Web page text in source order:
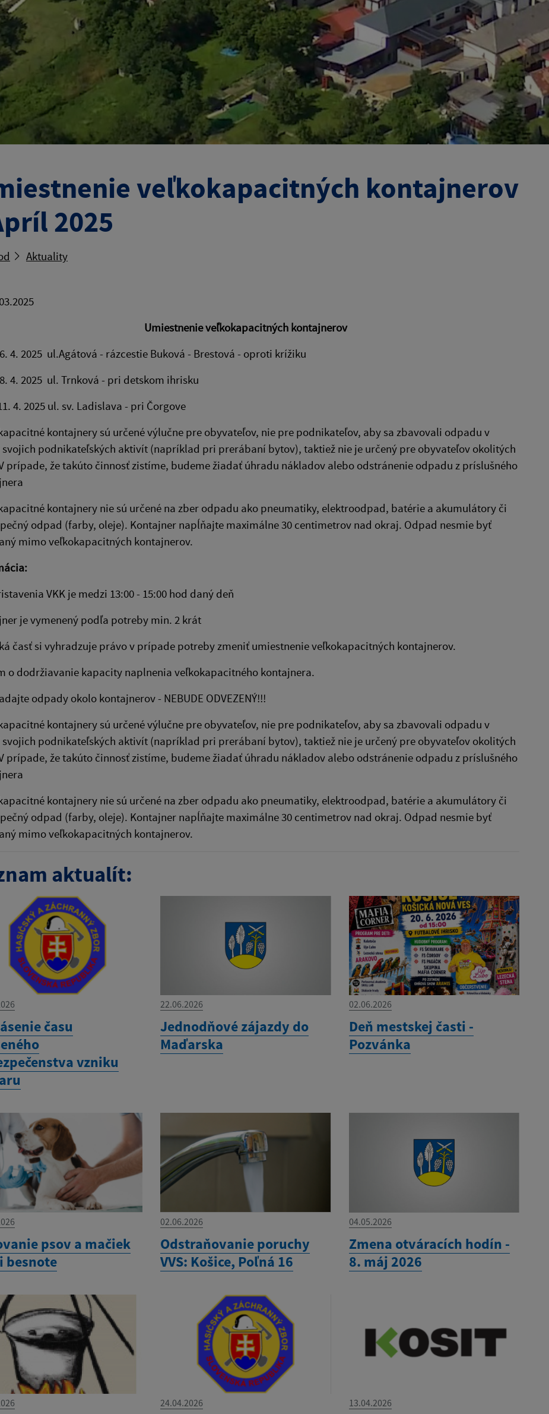
veľkokapacitných kontajnerov
2025
Aktuality
Umiestnenie veľkokapacitných kontajnerov
4. 2025 ul.Agátová - rázcestie Buková - Brestová - oproti krížiku
4. 2025 ul. Trnková - pri detskom ihrisku
4. 2025 ul. sv. Ladislava - pri Čorgove
kontajnery sú určené výlučne pre obyvateľov, nie pre podnikateľov, aby sa zbavovali odpadu v
podnikateľských aktivít (napríklad pri prerábaní bytov), taktiež nie je určený pre obyvateľov okolitých
prípade, že takúto činnosť zistíme, budeme žiadať úhradu nákladov alebo odstránenie odpadu z príslušného
kontajnery nie sú určené na zber odpadu ako pneumatiky, elektroodpad, batérie a akumulátory či
odpad (farby, oleje). Kontajner napĺňajte maximálne 30 centimetrov nad okraj. Odpad nesmie byť
mimo veľkokapacitných kontajnerov.
VKK je medzi 13:00 - 15:00 hod daný deň
je vymenený podľa potreby min. 2 krát
časť si vyhradzuje právo v prípade potreby zmeniť umiestnenie veľkokapacitných kontajnerov.
o dodržiavanie kapacity naplnenia veľkokapacitného kontajnera.
odpady okolo kontajnerov - NEBUDE ODVEZENÝ!!!
kontajnery sú určené výlučne pre obyvateľov, nie pre podnikateľov, aby sa zbavovali odpadu v
podnikateľských aktivít (napríklad pri prerábaní bytov), taktiež nie je určený pre obyvateľov okolitých
prípade, že takúto činnosť zistíme, budeme žiadať úhradu nákladov alebo odstránenie odpadu z príslušného
kontajnery nie sú určené na zber odpadu ako pneumatiky, elektroodpad, batérie a akumulátory či
odpad (farby, oleje). Kontajner napĺňajte maximálne 30 centimetrov nad okraj. Odpad nesmie byť
mimo veľkokapacitných kontajnerov.
aktualít:
času
vzniku
22.06.2026
Jednodňové zájazdy do
Maďarska
02.06.2026
Deň mestskej časti -
Pozvánka
psov a mačiek
besnote
02.06.2026
Odstraňovanie poruchy
VVS: Košice, Poľná 16
04.05.2026
Zmena otváracích hodín -
8. máj 2026
24.04.2026 13.04.2026